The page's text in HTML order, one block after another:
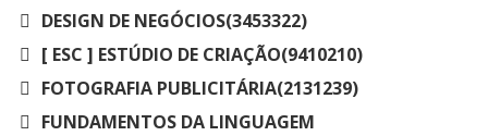
DESIGN DE NEGÓCIOS(3453322)
[ ESC ] ESTÚDIO DE CRIAÇÃO(9410210)
FOTOGRAFIA PUBLICITÁRIA(2131239)
FUNDAMENTOS DA LINGUAGEM